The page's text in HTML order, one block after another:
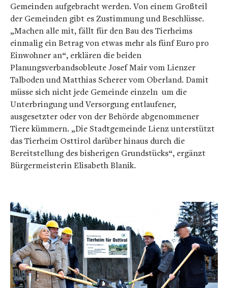
Gemeinden aufgebracht werden. Von einem Großteil
der Gemeinden gibt es Zustimmung und Beschlüsse.
„Machen alle mit, fällt für den Bau des Tierheims
einmalig ein Betrag von etwas mehr als fünf Euro pro
Einwohner an“, erklären die beiden
Planungsverbandsobleute Josef Mair vom Lienzer
Talboden und Matthias Scherer vom Oberland. Damit
müsse sich nicht jede Gemeinde einzeln um die
Unterbringung und Versorgung entlaufener,
ausgesetzter oder von der Behörde abgenommener
Tiere kümmern. „Die Stadtgemeinde Lienz unterstützt
das Tierheim Osttirol darüber hinaus durch die
Bereitstellung des bisherigen Grundstücks“, ergänzt
Bürgermeisterin Elisabeth Blanik.